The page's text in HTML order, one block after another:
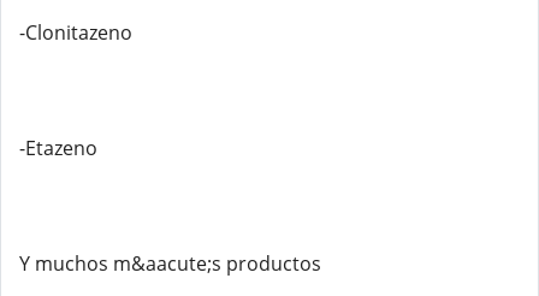
-Clonitazeno
-Etazeno
Y muchos m&aacute;s productos